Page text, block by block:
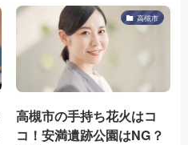
高槻市
高槻市の手持ち花火はコ
コ！安満遺跡公園はNG？